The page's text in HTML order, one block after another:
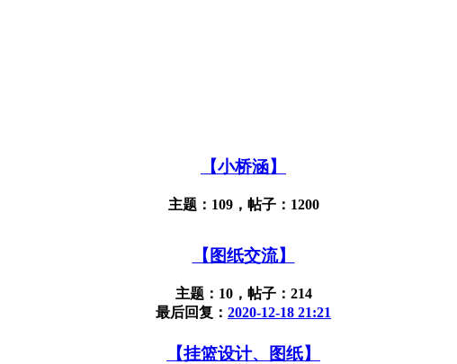
【小桥涵】
主题：109，帖子：1200
【图纸交流】
主题：10，帖子：214
最后回复： 2020-12-18 21:21
【挂篮设计、图纸】